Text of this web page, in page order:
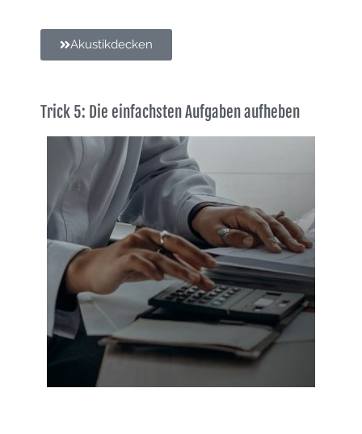
Akustikdecken
Trick 5: Die einfachsten Aufgaben aufheben